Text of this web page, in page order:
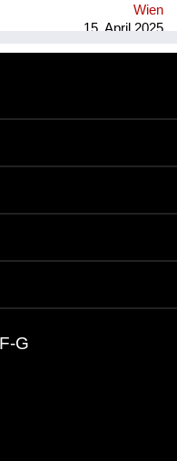
Wien
15. April 2025
G